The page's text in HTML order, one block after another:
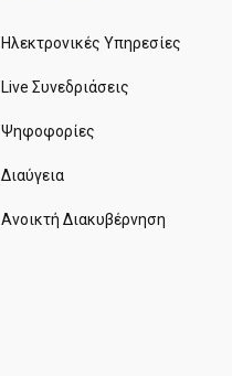
Ηλεκτρονικές Υπηρεσίες
Live Συνεδριάσεις
Ψηφοφορίες
Διαύγεια
Ανοικτή Διακυβέρνηση